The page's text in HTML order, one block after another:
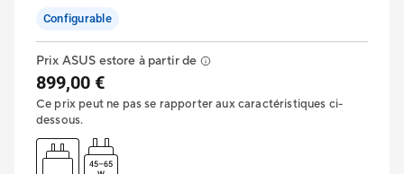
Configurable
Prix ASUS estore à partir de
899,00 €
Ce prix peut ne pas se rapporter aux caractéristiques ci-
dessous.